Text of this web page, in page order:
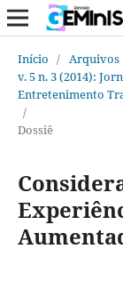
Início / Arquivos
v. 5 n. 3 (2014):
Entretenimento
/
Dossiê